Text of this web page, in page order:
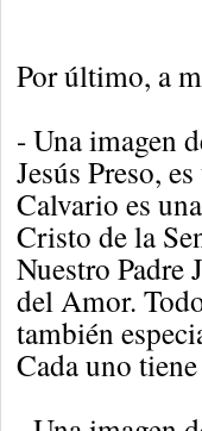
Por último, a
- Una imagen
Jesús Preso,
Calvario es
Cristo de la
Nuestro Padre
del Amor.
también
Cada uno